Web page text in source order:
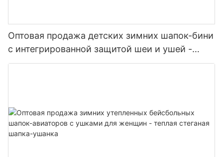
Оптовая продажа детских зимних шапок-бини
с интегрированной защитой шеи и ушей -
теплая шапка-бини 3-в-1 для малышей.